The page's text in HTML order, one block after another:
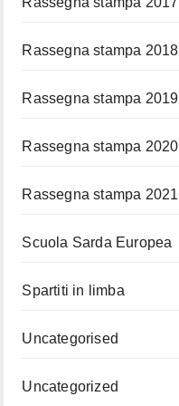
Rassegna stampa 2018
Rassegna stampa 2019
Rassegna stampa 2020
Rassegna stampa 2021
Scuola Sarda Europea
Spartiti in limba
Uncategorised
Uncategorized